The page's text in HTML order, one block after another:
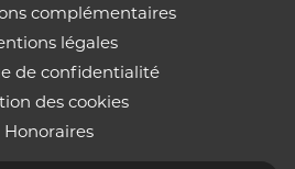
complémentaires
légales
de confidentialité
des cookies
Honoraires